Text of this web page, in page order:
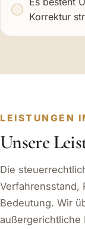
Korrektur
LEISTUNGEN
Unsere
Die
Verfahrensstand,
Bedeutung. Wir
außergerichtliche